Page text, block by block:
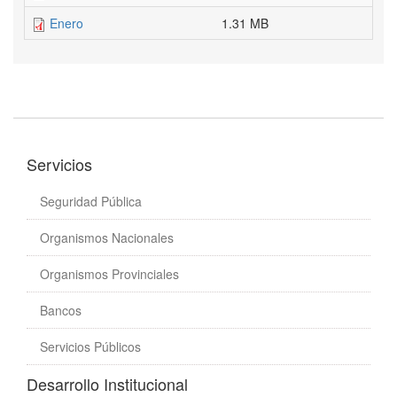
Enero
1.31 MB
Servicios
Seguridad Pública
Organismos Nacionales
Organismos Provinciales
Bancos
Servicios Públicos
Desarrollo Institucional